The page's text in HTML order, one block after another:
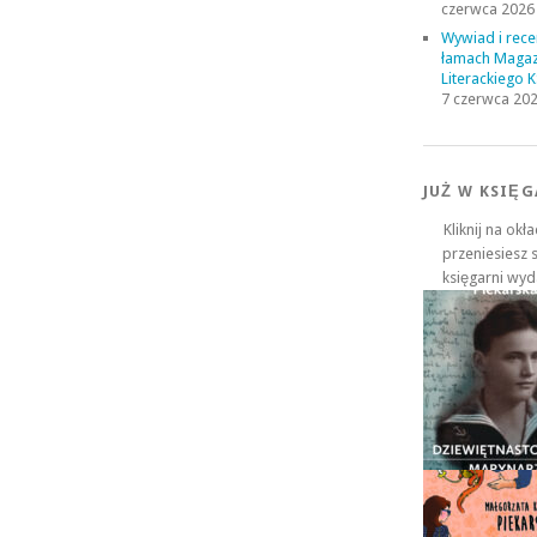
czerwca 2026
Wywiad i
łamach
Literackiego
7 czerwca
JUŻ W
Kliknij na
przeniesiesz
księgarni